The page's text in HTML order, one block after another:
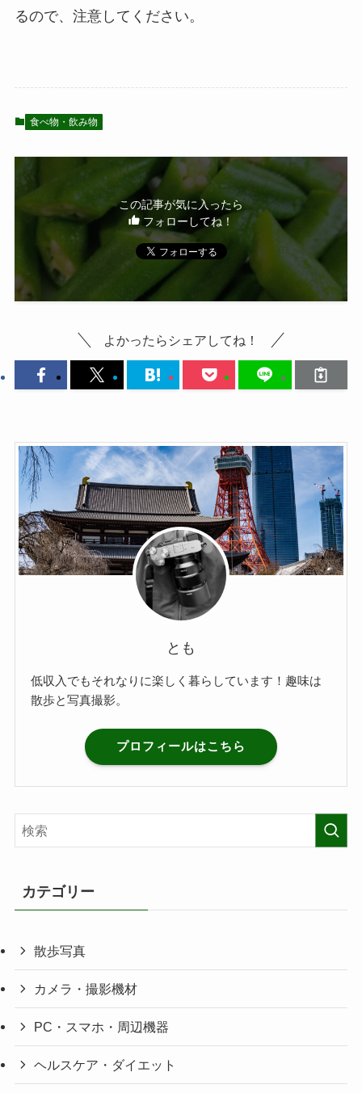
るので、注意してください。
食べ物・飲み物
この記事が気に入ったら
フォローしてね！
よかったらシェアしてね！
とも
低収入でもそれなりに楽しく暮らしています！趣味は
散歩と写真撮影。
プロフィールはこちら
カテゴリー
散歩写真
カメラ・撮影機材
PC・スマホ・周辺機器
ヘルスケア・ダイエット